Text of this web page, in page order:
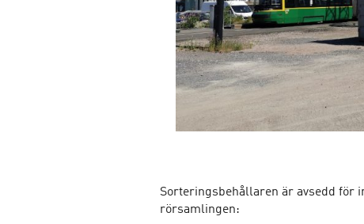
Sorteringsbehållaren är avsedd för
rörsamlingen: